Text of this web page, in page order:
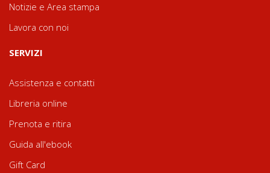
Notizie e Area stampa
Lavora con noi
SERVIZI
Assistenza e contatti
Libreria online
Prenota e ritira
Guida all'ebook
Gift Card